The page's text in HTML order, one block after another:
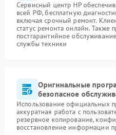
Сервисный центр HP
всей РФ, бесплатную
включая срочный ремонт.
статус ремонта онлайн. Также
постгарантийное
службы техники
Оригинальные
безопасное
Использование официальных
аккуратная работа с
резервное копирование,
восстановление информации